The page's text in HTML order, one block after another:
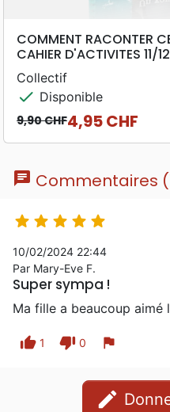
COMMENT RACONTER
CAHIER D'ACTIVITES 11/
Collectif
check Disponible
Prix de base
9,90 CHF
Prix 4,95 CHF
chat Commentaires
    
10/02/2024 22:44
Par Mary-Eve F.
Super sympa !
Ma fille a beaucoup aimé
thumb_up 1 thumb_down 0 flag
edit